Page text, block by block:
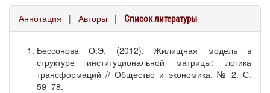
Аннотация | Авторы | Список литературы
Бессонова О.Э. (2012). Жилищная модель в
структуре институциональной матрицы: логика
трансформаций // Общество и экономика. № 2. С.
59–78.